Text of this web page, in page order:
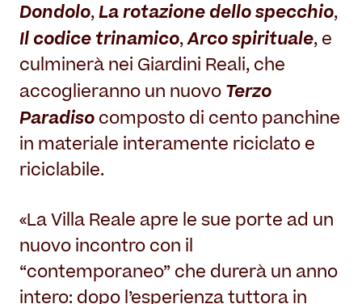
Dondolo, La rotazione dello specchio,
Il codice trinamico,Arco spirituale, e
culminerà nei Giardini Reali, che
accoglieranno un nuovo Terzo
Paradiso composto di cento panchine
in materiale interamente riciclato e
riciclabile.
«La Villa Reale apre le sue porte ad un
nuovo incontro con il
“contemporaneo” che durerà un anno
intero: dopo l’esperienza tuttora in